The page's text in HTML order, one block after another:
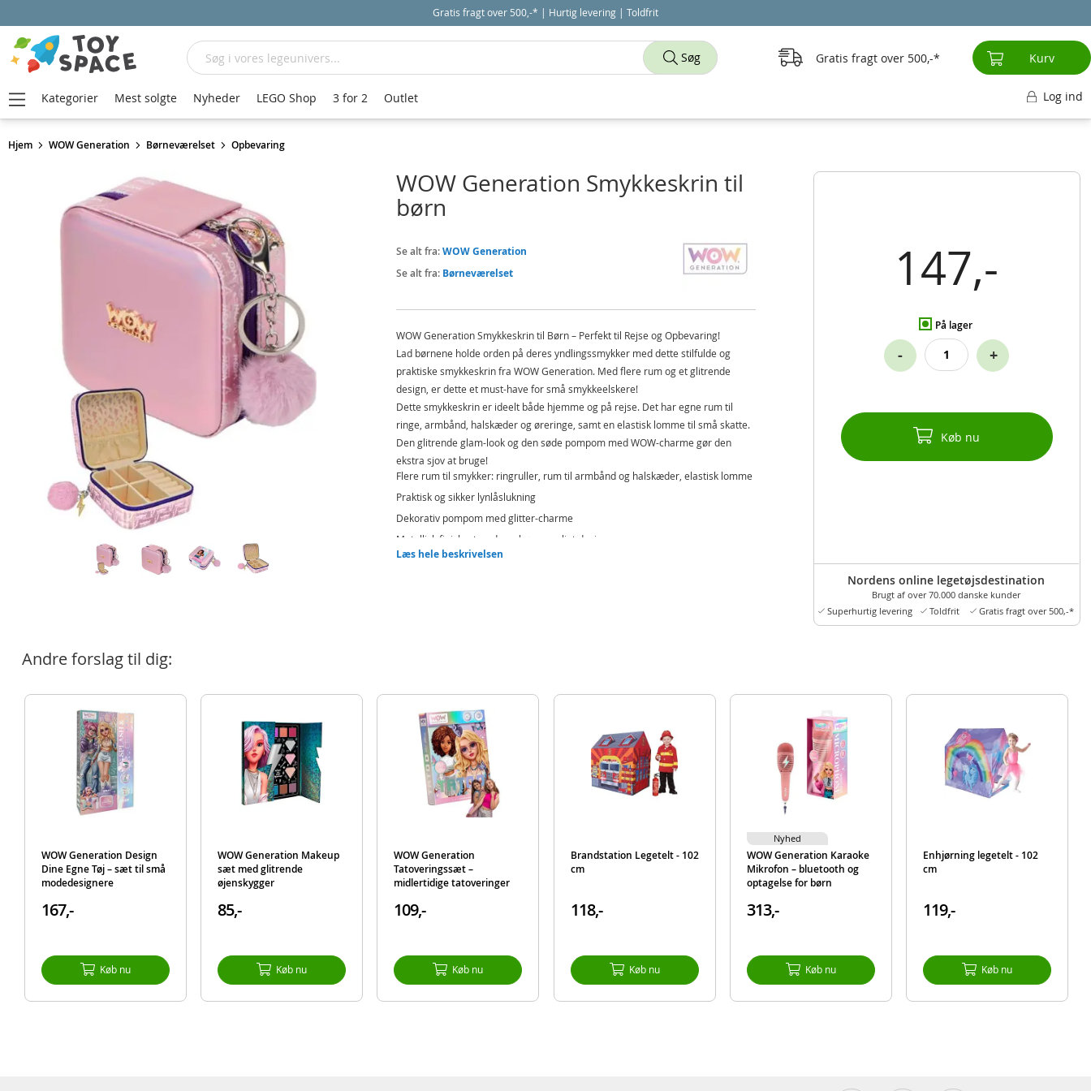
Gratis fragt over 500,-* | Hurtig levering | Toldfrit
Hjem WOW Generation Børneværelset Opbevaring
147,-
På lager
- +
Køb nu
Nordens online legetøjsdestination
Brugt af over 70.000 danske kunder
Superhurtig levering
Toldfrit Gratis fragt over 500,-*
WOW Generation Smykkeskrin til
børn
Se alt fra:WOW Generation
Se alt fra: Børneværelset
WOW Generation Smykkeskrin til Børn – Perfekt til Rejse og Opbevaring!
Lad børnene holde orden på deres yndlingssmykker med dette stilfulde og
praktiske smykkeskrin fra WOW Generation. Med flere rum og et glitrende
design, er dette et must-have for små smykkeelskere!
Dette smykkeskrin er ideelt både hjemme og på rejse. Det har egne rum til
ringe, armbånd, halskæder og øreringe, samt en elastisk lomme til små skatte.
Den glitrende glam-look og den søde pompom med WOW-charme gør den
ekstra sjov at bruge!
Flere rum til smykker: ringruller, rum til armbånd og halskæder, elastisk lomme
Praktisk og sikker lynlåslukning
Dekorativ pompom med glitter-charme
Metallisk finish – trendy og børnevenligt design
Perfekt størrelse til at tage med på rejse eller overnatning
Mål:10 x 10 x 5 cm
Alder: fra 6 år
Produktdetaljer
Model WOW00010
8435507867047
Læs hele beskrivelsen
Andre forslag til dig:
WOW Generation Design
Dine Egne Tøj – sæt til små
modedesignere
167,-
Køb nu
WOW Generation Makeup
sæt med glitrende
øjenskygger
85,-
Køb nu
WOW Generation
Tatoveringssæt –
midlertidige tatoveringer
109,-
Køb nu
Brandstation Legetelt - 102
cm
118,-
Køb nu
WOW Generation Karaoke
Mikrofon – bluetooth og
optagelse for børn
313,-
Køb nu
Nyhed
Enhjørning legetelt - 102
cm
119,-
Køb nu
Søg
Søg Gratis fragt over 500,- Kurv
Kategorier Mest solgte Nyheder LEGO Shop 3 for 2 Outlet Log ind